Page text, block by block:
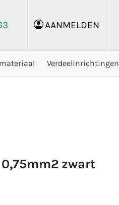
AANMELDEN
Verdeelinrichtingen
zwart